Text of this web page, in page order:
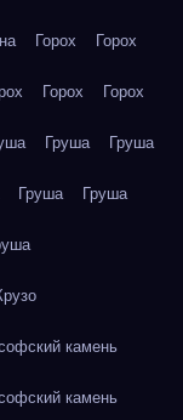
Горох Горох
Горох Горох
Груша Груша
Груша Груша
камень
камень